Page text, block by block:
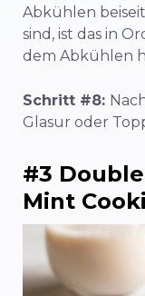
Abkühlen
sind, ist das in
dem Abkühlen
Schritt #8:
Glasur oder
#3
Mint